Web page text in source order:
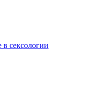
в сексологии